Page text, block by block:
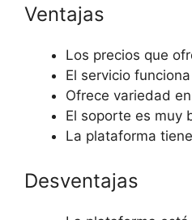
Ventajas
Los precios que
El servicio
Ofrece variedad
El soporte es muy
La plataforma
Desventajas